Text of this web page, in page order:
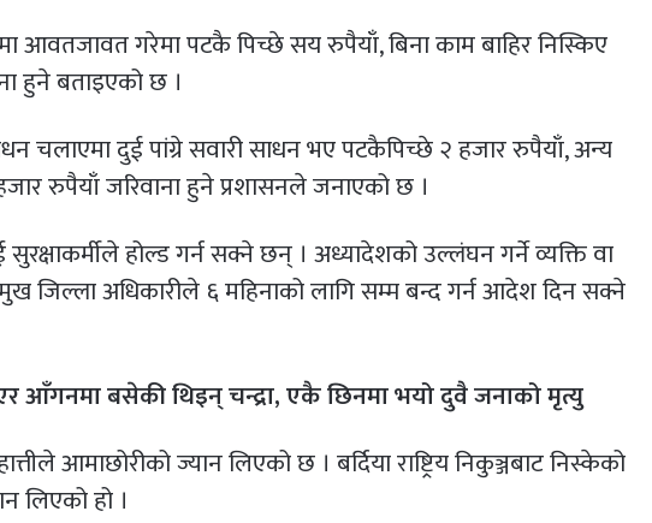
आवतजावत गरेमा पटकै पिच्छे सय रुपैयाँ, बिना काम बाहिर निस्किए
हुने बताइएको छ ।
चलाएमा दुई पांग्रे सवारी साधन भए पटकैपिच्छे २ हजार रुपैयाँ, अन्य
रुपैयाँ जरिवाना हुने प्रशासनले जनाएको छ ।
होल्ड गर्न सक्ने छन् । अध्यादेशको उल्लंघन गर्ने व्यक्ति वा
जिल्ला अधिकारीले ६ महिनाको लागि सम्म बन्द गर्न आदेश दिन सक्ने
आँगनमा बसेकी थिइन् चन्द्रा, एकै छिनमा भयो दुवै जनाको मृत्यु
आमाछोरीको ज्यान लिएको छ । बर्दिया राष्ट्रिय निकुञ्जबाट निस्केको
लिएको हो ।